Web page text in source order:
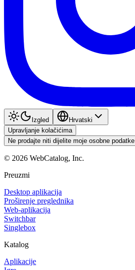
Izgled
Hrvatski
Upravljanje kolačićima
Ne prodajte niti dijelite moje osobne podatke
© 2026 WebCatalog, Inc.
Preuzmi
Desktop aplikacija
Proširenje preglednika
Web-aplikacija
Switchbar
Singlebox
Katalog
Aplikacije